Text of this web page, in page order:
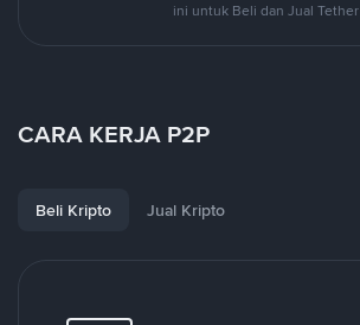
ini untuk Beli dan Jual Tether
CARA KERJA P2P
Beli Kripto Jual Kripto